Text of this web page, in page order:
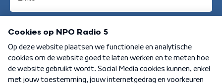
Aanmelden
Algemene voorwaarden